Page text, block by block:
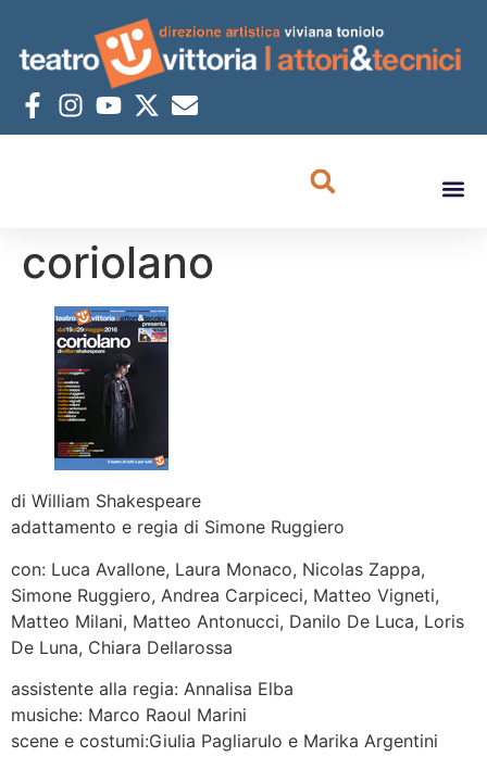
coriolano
di William Shakespeare
adattamento e regia di Simone Ruggiero
con: Luca Avallone, Laura Monaco, Nicolas Zappa,
Simone Ruggiero, Andrea Carpiceci, Matteo Vigneti,
Matteo Milani, Matteo Antonucci, Danilo De Luca, Loris
De Luna, Chiara Dellarossa
assistente alla regia: Annalisa Elba
musiche: Marco Raoul Marini
scene e costumi:Giulia Pagliarulo e Marika Argentini